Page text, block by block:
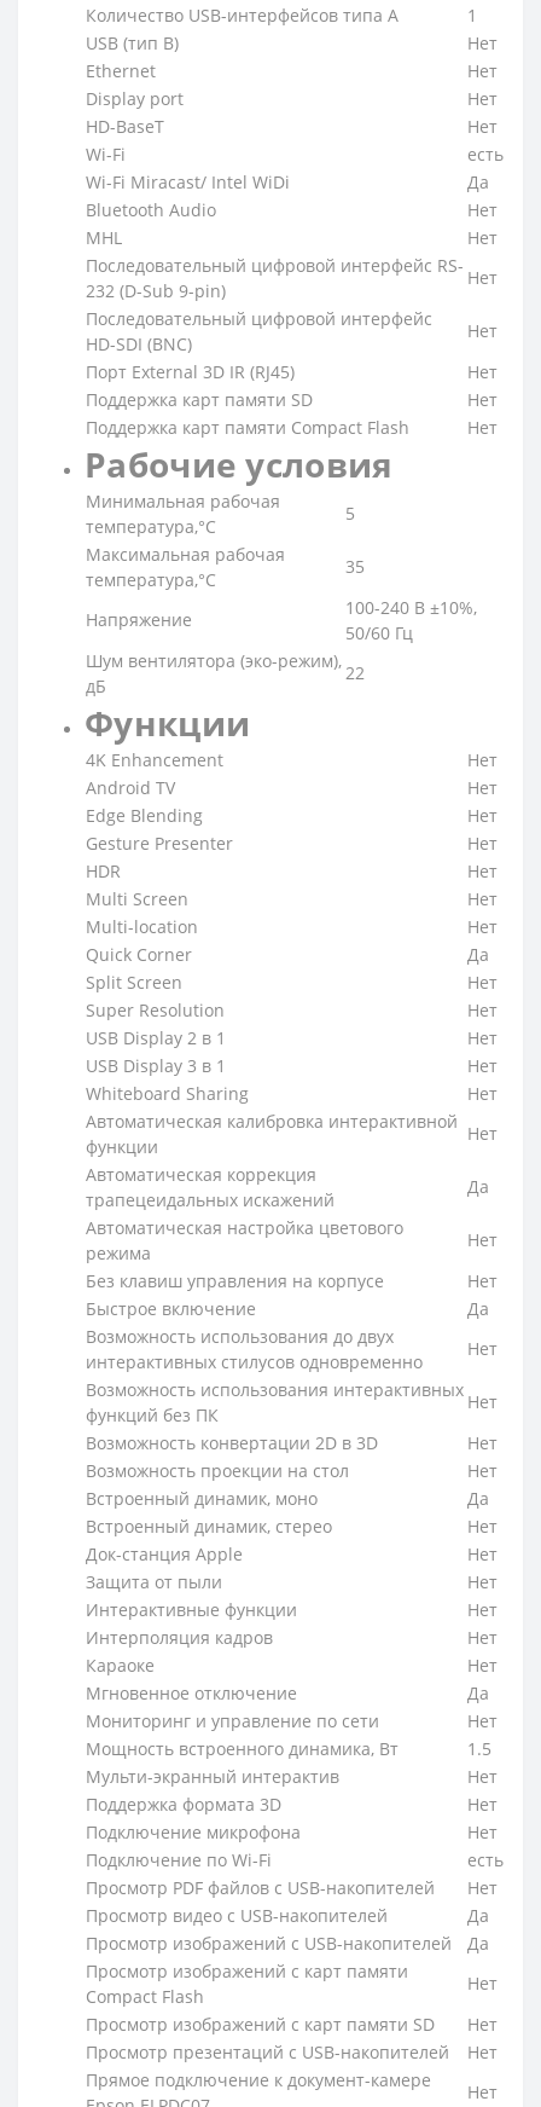
Количество USB-интерфейсов типа A
1
USB (тип B)
Нет
Ethernet
Нет
Display port
Нет
HD-BaseT
Нет
Wi-Fi
есть
Wi-Fi Miracast/ Intel WiDi
Да
Bluetooth Audio
Нет
MHL
Нет
Последовательный цифровой интерфейс RS-
232 (D-Sub 9-pin)
Нет
Последовательный цифровой интерфейс
HD-SDI (BNC)
Нет
Порт External 3D IR (RJ45)
Нет
Поддержка карт памяти SD
Нет
Поддержка карт памяти Compact Flash
Нет
Рабочие условия
Минимальная рабочая
температура,°C
5
Максимальная рабочая
температура,°C
35
Напряжение
100-240 В ±10%,
50/60 Гц
Шум вентилятора (эко-режим),
дБ
22
Функции
4K Enhancement
Нет
Android TV
Нет
Edge Blending
Нет
Gesture Presenter
Нет
HDR
Нет
Multi Screen
Нет
Multi-location
Нет
Quick Corner
Да
Split Screen
Нет
Super Resolution
Нет
USB Display 2 в 1
Нет
USB Display 3 в 1
Нет
Whiteboard Sharing
Нет
Автоматическая калибровка интерактивной
функции
Нет
Автоматическая коррекция
трапецеидальных искажений
Да
Автоматическая настройка цветового
режима
Нет
Без клавиш управления на корпусе
Нет
Быстрое включение
Да
Возможность использования до двух
интерактивных стилусов одновременно
Нет
Возможность использования интерактивных
функций без ПК
Нет
Возможность конвертации 2D в 3D
Нет
Возможность проекции на стол
Нет
Встроенный динамик, моно
Да
Встроенный динамик, стерео
Нет
Док-станция Apple
Нет
Защита от пыли
Нет
Интерактивные функции
Нет
Интерполяция кадров
Нет
Караоке
Нет
Мгновенное отключение
Да
Мониторинг и управление по сети
Нет
Мощность встроенного динамика, Вт
1.5
Мульти-экранный интерактив
Нет
Поддержка формата 3D
Нет
Подключение микрофона
Нет
Подключение по Wi-Fi
есть
Просмотр PDF файлов с USB-накопителей
Нет
Просмотр видео с USB-накопителей
Да
Просмотр изображений с USB-накопителей
Да
Просмотр изображений с карт памяти
Compact Flash
Нет
Просмотр изображений с карт памяти SD
Нет
Просмотр презентаций с USB-накопителей
Нет
Прямое подключение к документ-камере
Нет